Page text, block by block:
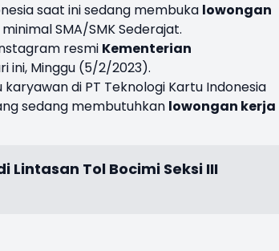
saat ini sedang membuka lowongan
SMA/SMK Sederajat.
resmi Kementerian
ini, Minggu (5/2/2023).
di PT Teknologi Kartu Indonesia
sedang membutuhkan lowongan kerja
Lintasan Tol Bocimi Seksi III